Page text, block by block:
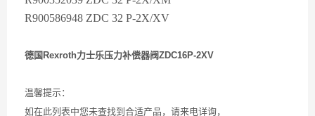
R900586948 ZDC 32 P-2X/XV
德国Rexroth力士乐压力补偿器阀ZDC16P-2XV
温馨提示：
如在此列表中您未查找到合适产品，请来电详询，